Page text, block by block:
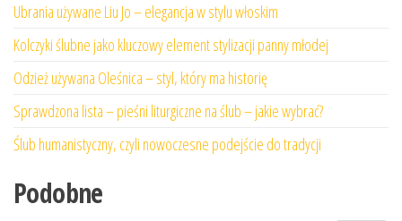
Ubrania używane Liu Jo – elegancja w stylu włoskim
Kolczyki ślubne jako kluczowy element stylizacji panny młodej
Odzież używana Oleśnica – styl, który ma historię
Sprawdzona lista – pieśni liturgiczne na ślub – jakie wybrać?
Ślub humanistyczny, czyli nowoczesne podejście do tradycji
Podobne